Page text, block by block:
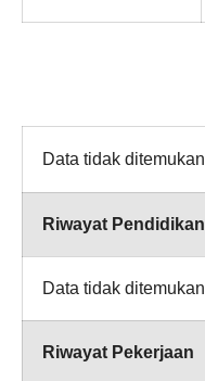
Data tidak ditemukan
Riwayat Pendidikan
Data tidak ditemukan
Riwayat Pekerjaan